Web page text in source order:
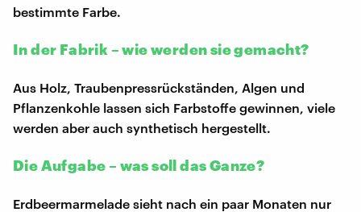
bestimmte Farbe.
In der Fabrik – wie werden sie gemacht?
Aus Holz, Traubenpressrückständen, Algen und
Pflanzenkohle lassen sich Farbstoffe gewinnen, viele
werden aber auch synthetisch hergestellt.
Die Aufgabe – was soll das Ganze?
Erdbeermarmelade sieht nach ein paar Monaten nur